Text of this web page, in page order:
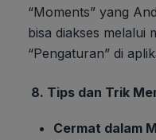
“Moments” yang
bisa diakses melalui
“Pengaturan” di
8. Tips dan Trik
Cermat dalam